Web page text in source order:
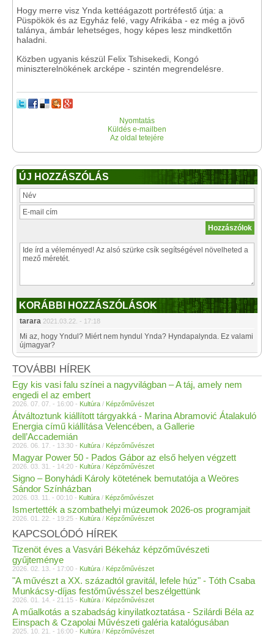
Hogy merre visz Ynda kettéágazott portréfestő útja: a
Püspökök és az Egyház felé, vagy Afrikába - ez még a jövő
talánya, ámbár lehetséges, hogy képes lesz mindkettőn
haladni.
Közben ugyanis készül Felix Tshisekedi, Kongó
miniszterelnökének arcképe - szintén megrendelésre.
Nyomtatás
Küldés e-mailben
Az oldal tetejére
ÚJ HOZZÁSZÓLÁS
KORÁBBI HOZZÁSZÓLÁSOK
tarara 2021.03.22. - 17:18
Mi az, hogy Yndul? Miért nem hyndul Ynda? Hyndapalynda. Ez valami
újmagyar?
TOVÁBBI HÍREK
Egy kis vasi falu színei a nagyvilágban – A táj, amely nem
engedi el az embert
2026. 07. 07. - 16:00 - Kultúra / Képzőművészet
Átváltoztunk kiállított tárgyakká - Marina Abramović Átalakuló
Energia című kiállítása Velencében, a Gallerie
dell’Accademián
2026. 06. 17. - 13:30 - Kultúra / Képzőművészet
Magyar Power 50 - Pados Gábor az első helyen végzett
2026. 03. 31. - 14:20 - Kultúra / Képzőművészet
Signo – Bonyhádi Károly kötetének bemutatója a Weöres
Sándor Színházban
2026. 03. 11. - 00:10 - Kultúra / Képzőművészet
Ismertették a szombathelyi múzeumok 2026-os programjait
2026. 01. 22. - 19:25 - Kultúra / Képzőművészet
KAPCSOLÓDÓ HÍREK
Tizenöt éves a Vasvári Békeház képzőművészeti
gyűjteménye
2026. 02. 13. - 17:00 - Kultúra / Képzőművészet
"A művészt a XX. századtól gravitál, lefele húz" - Tóth Csaba
Munkácsy-díjas festőművésszel beszélgettünk
2026. 01. 14. - 21:15 - Kultúra / Képzőművészet
A műalkotás a szabadság kinyilatkoztatása - Szilárdi Béla az
Einspach & Czapolai Művészeti galéria katalógusában
2025. 10. 21. - 16:00 - Kultúra / Képzőművészet